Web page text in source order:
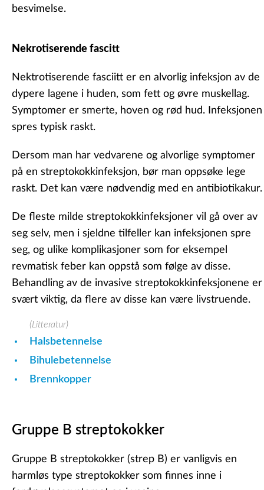
besvimelse.
Nekrotiserende fascitt
Nektrotiserende fasciitt er en alvorlig infeksjon av de
dypere lagene i huden, som fett og øvre muskellag.
Symptomer er smerte, hoven og rød hud. Infeksjonen
spres typisk raskt.
Dersom man har vedvarene og alvorlige symptomer
på en streptokokkinfeksjon, bør man oppsøke lege
raskt. Det kan være nødvendig med en antibiotikakur.
De fleste milde streptokokkinfeksjoner vil gå over av
seg selv, men i sjeldne tilfeller kan infeksjonen spre
seg, og ulike komplikasjoner som for eksempel
revmatisk feber kan oppstå som følge av disse.
Behandling av de invasive streptokokkinfeksjonene er
svært viktig, da flere av disse kan være livstruende.
(Litteratur)
Halsbetennelse
Bihulebetennelse
Brennkopper
Gruppe B streptokokker
Gruppe B streptokokker (strep B) er vanligvis en
harmløs type streptokokker som finnes inne i